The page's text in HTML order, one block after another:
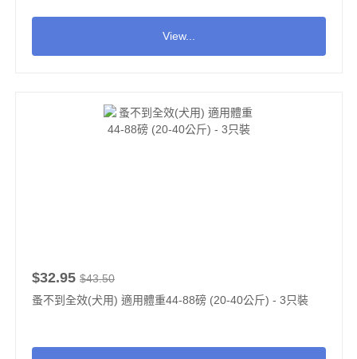
View...
$32.95 $43.50
蚤不到全效(犬用) 適用體重44-88磅 (20-40公斤) - 3只裝